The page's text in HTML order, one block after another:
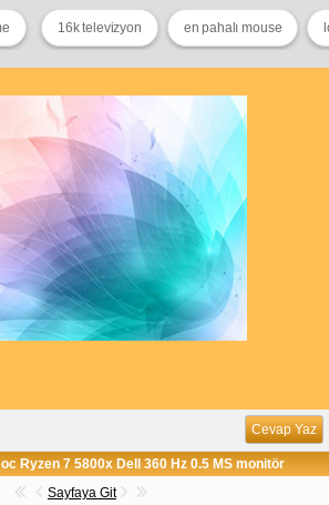
16k televizyon en pahalı mouse
Cevap Yaz
Ryzen 7 5800x Dell 360 Hz 0.5 MS monitör
Sayfaya Git